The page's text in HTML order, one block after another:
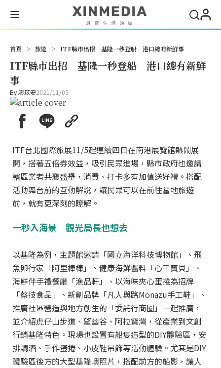
首頁 > 旅遊 > ITF縣市出招 基隆一秒登船 港口總有新鮮事
ITF縣市出招 基隆一秒登船 港口總有新鮮
事
By廖苡安2021/11/05
ITF台北國際旅展11/5起連續四日在南港展覽館熱鬧展
開，搭著五倍券效益，吸引民眾進場，縣市政府也邀請
轄區業者共襄盛舉，消費、打卡多有加值送好禮。搭配
活動舞台前的互動解說，讓民眾可以在前往當地旅遊
前，就有更深刻的瞭解。
一秒入海景 觀光局長也想去
以基隆為例，主題館邀請「國立海洋科技博物館」、飛
魚卵行家「阿里棒棒」、健康海鮮醬料「心干寶貝」、
海鮮伴手禮餐廳「漁品軒」、以海味夾心蛋捲為招牌
「蔡技食品」、新創品牌「凡人與路Monazu手工鞋」、
推廣社區營造與地方創生的「委託行商圈」一起推廣，
並介紹虎仔山步道、望幽谷、阿拉寶灣，從產業到文創
行銷基隆特色。現場也設置有船隻造型的DIY體驗區，安
排調酒、手作蛋捲、小皮鞋吊飾等活動體驗。尤其是DIY
體驗區後方的大型基隆嶼照片，搭配前方的船影，讓人